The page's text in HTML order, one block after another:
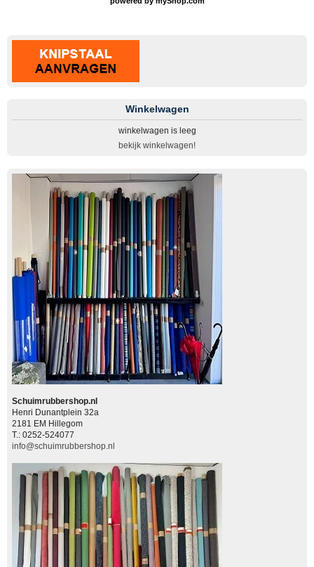
Winkelwagen
winkelwagen is leeg
bekijk winkelwagen!
Schuimrubbershop.nl
Henri Dunantplein 32a
2181 EM Hillegom
T.: 0252-524077
info@schuimrubbershop.nl